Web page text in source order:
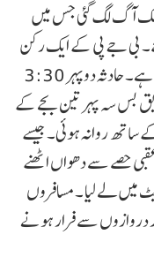
آگ لگ گئی جس میں
گئے۔ بی جے پی کے ایک رکن
اسمبلی نے اب تک 20 اموات کی تصدیق کی ہے۔ حادثہ دوپہر 3:30
بس سہ پہر تین بجے کے
کے ساتھ روانہ ہوئی۔ جیسے
حصے سے دھواں اٹھنے
میں لے لیا ۔ مسافروں
دروازوں سے فرار ہونے